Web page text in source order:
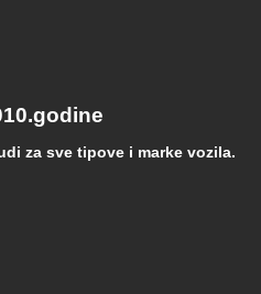
za sve tipove i marke vozila.